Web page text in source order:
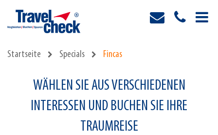
Startseite Specials Fincas
WÄHLEN SIE AUS VERSCHIEDENEN
INTERESSEN UND BUCHEN SIE IHRE
TRAUMREISE